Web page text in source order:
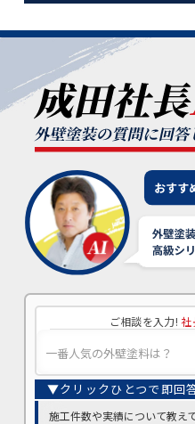
ご相談を入力! 社
施工件数や実績について教え